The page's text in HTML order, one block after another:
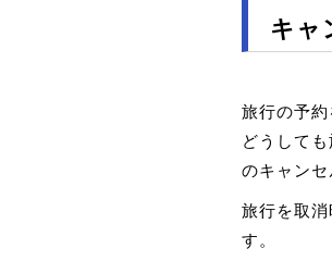
キャ
旅行の予約
どうして
のキャンセ
旅行を取
す。